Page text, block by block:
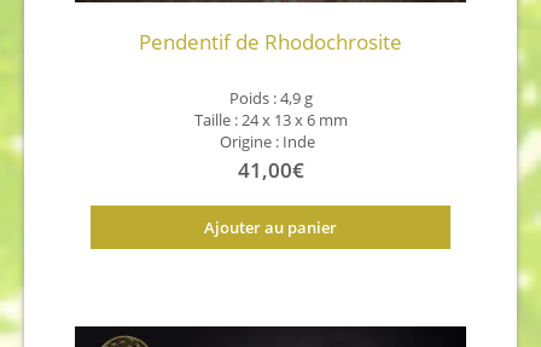
Pendentif de Rhodochrosite
Poids : 4,9 g
Taille : 24 x 13 x 6 mm
Origine : Inde
41,00€
Ajouter au panier